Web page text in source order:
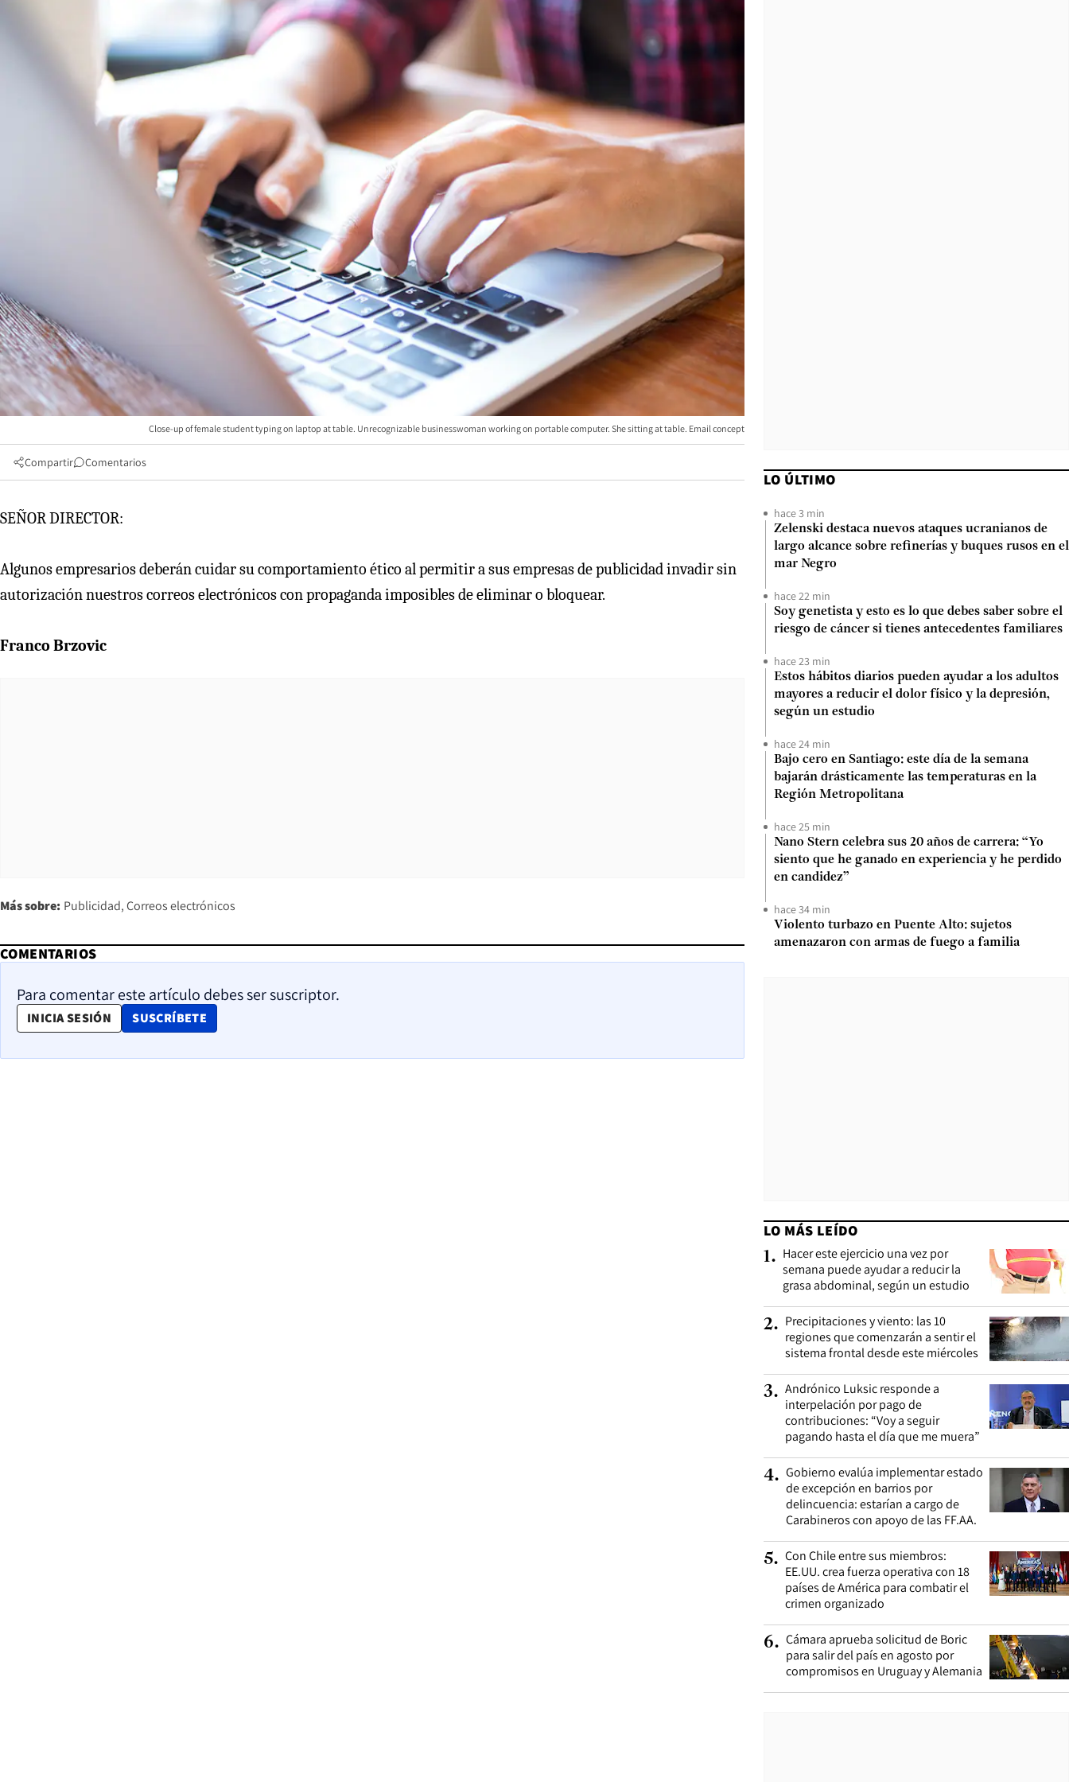
Close-up of female student typing on laptop at table. Unrecognizable businesswoman working on portable computer. She sitting at table. Email concept
Compartir Comentarios
SEÑOR DIRECTOR:
Algunos empresarios deberán cuidar su comportamiento ético al permitir a sus empresas de publicidad invadir sin
autorización nuestros correos electrónicos con propaganda imposibles de eliminar o bloquear.
Franco Brzovic
Más sobre: Publicidad Correos electrónicos
COMENTARIOS
Para comentar este artículo debes ser suscriptor.
INICIA SESIÓN SUSCRÍBETE
OPENS IN NEW WINDOW
LO ÚLTIMO
hace 3 min
Zelenski destaca nuevos ataques ucranianos de
largo alcance sobre refinerías y buques rusos en el
mar Negro
hace 22 min
Soy genetista y esto es lo que debes saber sobre el
riesgo de cáncer si tienes antecedentes familiares
hace 23 min
Estos hábitos diarios pueden ayudar a los adultos
mayores a reducir el dolor físico y la depresión,
según un estudio
hace 24 min
Bajo cero en Santiago: este día de la semana
bajarán drásticamente las temperaturas en la
Región Metropolitana
hace 25 min
Nano Stern celebra sus 20 años de carrera: “Yo
siento que he ganado en experiencia y he perdido
en candidez”
hace 34 min
Violento turbazo en Puente Alto: sujetos
amenazaron con armas de fuego a familia
LO MÁS LEÍDO
1. Hacer este ejercicio una vez por
semana puede ayudar a reducir la
grasa abdominal, según un estudio
2. Precipitaciones y viento: las 10
regiones que comenzarán a sentir el
sistema frontal desde este miércoles
3. Andrónico Luksic responde a
interpelación por pago de
contribuciones: “Voy a seguir
pagando hasta el día que me muera”
4. Gobierno evalúa implementar estado
de excepción en barrios por
delincuencia: estarían a cargo de
Carabineros con apoyo de las FF.AA.
5. Con Chile entre sus miembros:
EE.UU. crea fuerza operativa con 18
países de América para combatir el
crimen organizado
6. Cámara aprueba solicitud de Boric
para salir del país en agosto por
compromisos en Uruguay y Alemania